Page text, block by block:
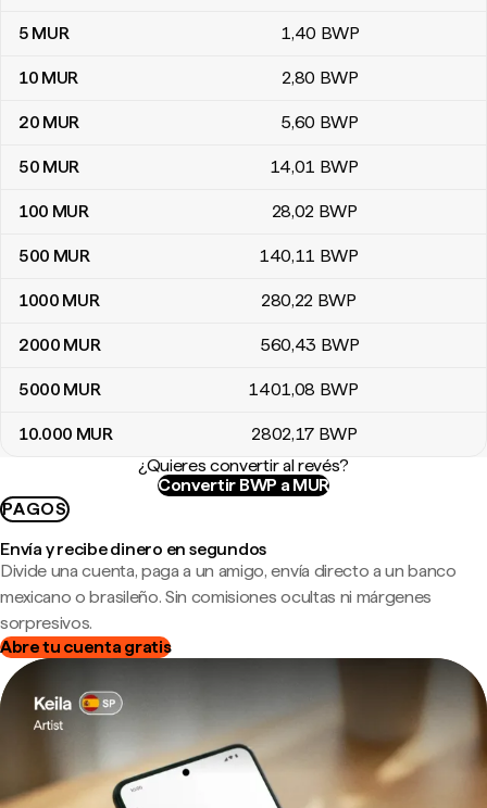
Tabla de conversión de rupias mauricianas a pulas botsuanos
5 MUR 1,40 BWP
10 MUR 2,80 BWP
20 MUR 5,60 BWP
50 MUR 14,01 BWP
100 MUR 28,02 BWP
500 MUR 140,11 BWP
1000 MUR 280,22 BWP
2000 MUR 560,43 BWP
5000 MUR 1401,08 BWP
10.000 MUR 2802,17 BWP
¿Quieres convertir al revés?
Convertir BWP a MUR
PAGOS
Envía y recibe dinero en segundos
Divide una cuenta, paga a un amigo, envía directo a un banco
mexicano o brasileño. Sin comisiones ocultas ni márgenes
sorpresivos.
Abre tu cuenta gratis